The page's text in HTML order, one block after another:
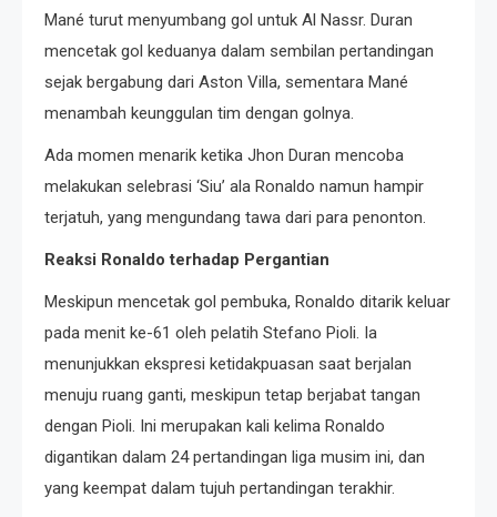
Mané turut menyumbang gol untuk Al Nassr. Duran
mencetak gol keduanya dalam sembilan pertandingan
sejak bergabung dari Aston Villa, sementara Mané
menambah keunggulan tim dengan golnya. ​
Ada momen menarik ketika Jhon Duran mencoba
melakukan selebrasi ‘Siu’ ala Ronaldo namun hampir
terjatuh, yang mengundang tawa dari para penonton. ​
Reaksi Ronaldo terhadap Pergantian
Meskipun mencetak gol pembuka, Ronaldo ditarik keluar
pada menit ke-61 oleh pelatih Stefano Pioli. Ia
menunjukkan ekspresi ketidakpuasan saat berjalan
menuju ruang ganti, meskipun tetap berjabat tangan
dengan Pioli. Ini merupakan kali kelima Ronaldo
digantikan dalam 24 pertandingan liga musim ini, dan
yang keempat dalam tujuh pertandingan terakhir. ​